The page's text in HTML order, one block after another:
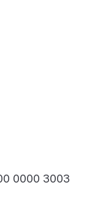
0000 3003